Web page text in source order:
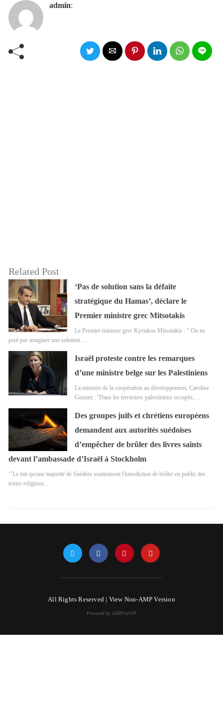
admin:
Related Post
‘Pas de solution sans la défaite
stratégique du Hamas’, déclare le
Premier ministre grec Mitsotakis
Le Premier ministre grec Kyriakos Mitsotakis : " On ne
peut pas imaginer une solution…
Israël proteste contre les remarques
d’une ministre belge sur les Palestiniens
La ministre de la coopération au développement, Caroline
Gennez : ''Dans les territoires palestiniens occupés,…
Des groupes juifs et chrétiens européens
demandent aux autorités suédoises
d’empêcher de brûler des livres saints
devant l’ambassade d’Israël à Stockholm
‘’Le fait qu'une majorité de Suédois soutiennent l'interdiction de brûler en public des
textes religieux…
All Rights Reserved | View Non-AMP Version
Powered by AMPforWP